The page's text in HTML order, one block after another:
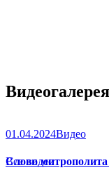
Видеогалерея
01.04.2024Видео
Слово митрополита
Все видео